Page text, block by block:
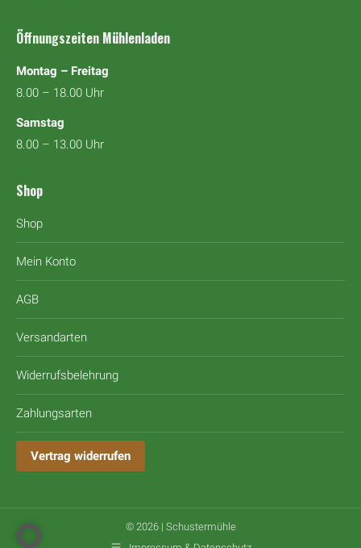
Öffnungszeiten Mühlenladen
Montag – Freitag
8.00 – 18.00 Uhr
Samstag
8.00 – 13.00 Uhr
Shop
Shop
Mein Konto
AGB
Versandarten
Widerrufsbelehrung
Zahlungsarten
Vertrag widerrufen
© 2026 | Schustermühle